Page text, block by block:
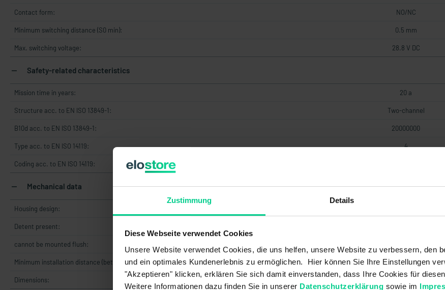
Zustimmung Details
Diese Webseite verwendet Cookies
Unsere Website verwendet Cookies, die uns helfen, unsere Website zu verbessern, den
und ein optimales Kundenerlebnis zu ermöglichen. Hier können Sie Ihre Einstellungen
"Akzeptieren" klicken, erklären Sie sich damit einverstanden, dass Ihre Cookies für
Weitere Informationen dazu finden Sie in unserer Datenschutzerklärung sowie im
Contact form: NO/NC
Minimum switching distance (S0 min): 0.5 mm
Max. switching voltage: 28.8 V DC
Safety-related characteristics
Mission time in years: 20 a
Structure acc. to EN ISO 13849-1: Two-channel
B10d acc. to EN ISO 13849-1: 20000000
Type acc. to EN ISO 14119: 4
Coding acc. to EN ISO 14119:
Mechanical data
Housing design:
Detent present:
cannot be mounted flush:
Minimum installation distance (between two sensors): 50 mm
Dimensions: